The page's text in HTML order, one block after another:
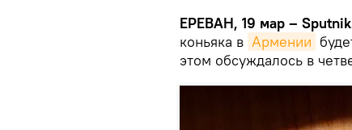
ЕРЕВАН, 19 мар –
коньяка в Армении
этом обсуждалось в